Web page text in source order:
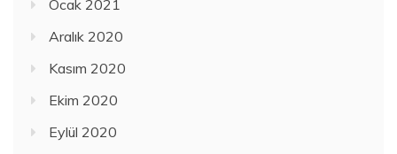
Ocak 2021
Aralık 2020
Kasım 2020
Ekim 2020
Eylül 2020